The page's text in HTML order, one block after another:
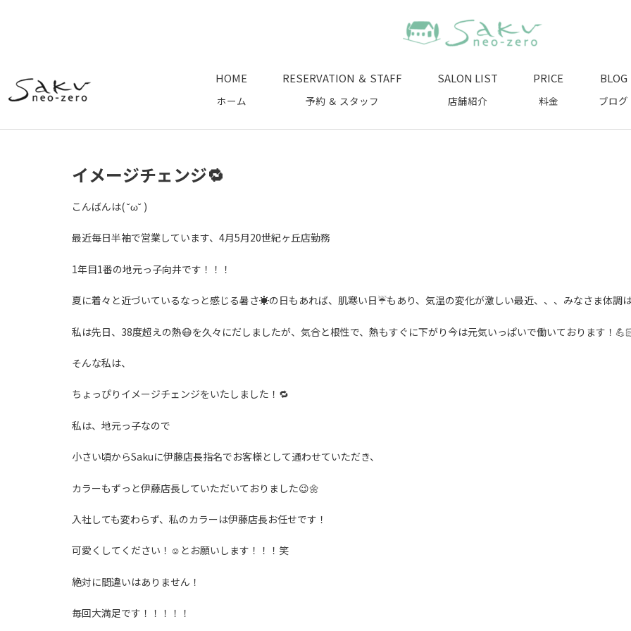
HOME
ホーム
RESERVATION ＆ STAFF
予約 ＆ スタッフ
SALON LIST
店舗紹介
PRICE
料金
BLOG
ブログ
イメージチェンジ🔁
こんばんは( ˘ω˘ )
最近毎日半袖で営業しています、4月5月20世紀ヶ丘店勤務
1年目1番の地元っ子向井です！！！
夏に着々と近づいているなっと感じる暑さ☀️の日もあれば、肌寒い日☔️もあり、気温の変化が激しい最近、、、みなさま体
私は先日、38度超えの熱😷を久々にだしましたが、気合と根性で、熱もすぐに下がり今は元気いっぱいで働いております！
そんな私は、
ちょっぴりイメージチェンジをいたしました！🔁
私は、地元っ子なので
小さい頃からSakuに伊藤店長指名でお客様として通わせていただき、
カラーもずっと伊藤店長していただいておりました😉🌼
入社しても変わらず、私のカラーは伊藤店長お任せです！
可愛くしてください！☺️とお願いします！！！笑
絶対に間違いはありません！
毎回大満足です！！！！！